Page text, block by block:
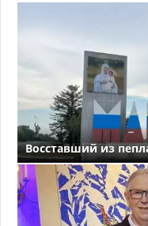
Восставший из